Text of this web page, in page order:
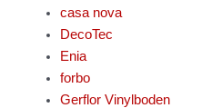
casa nova
DecoTec
Enia
forbo
Gerflor Vinylboden